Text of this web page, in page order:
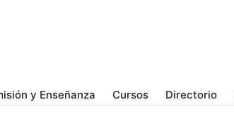
y Enseñanza Cursos Directorio